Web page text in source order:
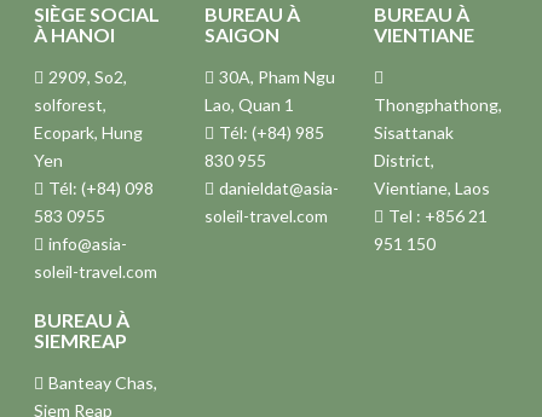
SIÈGE SOCIAL
À HANOI
2909, So2,
solforest,
Ecopark, Hung
Yen
Tél: (+84) 098
583 0955
info@asia-
soleil-travel.com
BUREAU À
SAIGON
30A, Pham Ngu
Lao, Quan 1
Tél: (+84) 985
830 955
danieldat@asia-
soleil-travel.com
BUREAU À
VIENTIANE
Thongphathong,
Sisattanak
District,
Vientiane, Laos
Tel : +856 21
951 150
BUREAU À
SIEMREAP
Banteay Chas,
Siem Reap